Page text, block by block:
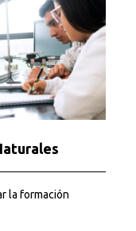
la formación